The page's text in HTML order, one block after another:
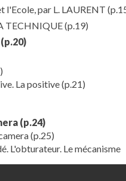
l'Ecole, par L. LAURENT
TECHNIQUE(p.19)
(p.20)
La positive(p.21)
(p.24)
(p.25)
L'obturateur. Le mécanisme